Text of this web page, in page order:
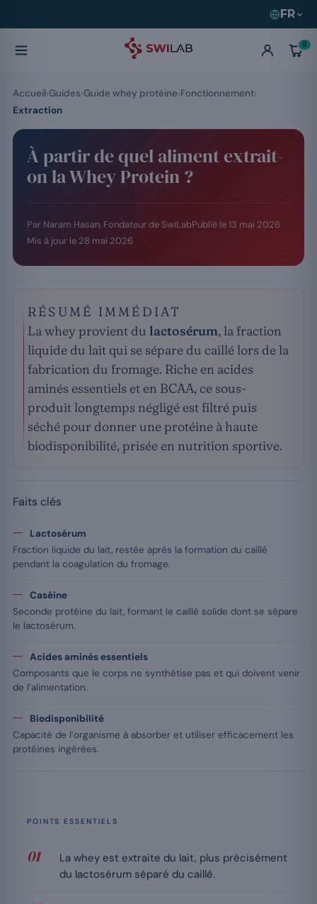
FR
0
À partir de quel aliment extrait-
on la Whey Protein ?
Par Naram Hasan, Fondateur de SwiLabPublié le 13 mai 2026
Mis à jour le 28 mai 2026
RÉSUMÉ IMMÉDIAT
La whey provient du lactosérum, la fraction
liquide du lait qui se sépare du caillé lors de la
fabrication du fromage. Riche en acides
aminés essentiels et en BCAA, ce sous-
produit longtemps négligé est filtré puis
séché pour donner une protéine à haute
biodisponibilité, prisée en nutrition sportive.
Faits clés
Lactosérum
Fraction liquide du lait, restée après la formation du caillé
pendant la coagulation du fromage.
Caséine
Seconde protéine du lait, formant le caillé solide dont se sépare
le lactosérum.
Acides aminés essentiels
Composants que le corps ne synthétise pas et qui doivent venir
de l’alimentation.
Biodisponibilité
Capacité de l’organisme à absorber et utiliser efficacement les
protéines ingérées.
POINTS ESSENTIELS
La whey est extraite du lait, plus précisément
du lactosérum séparé du caillé.
Accueil Guides Guide whey protéine Fonctionnement
Extraction